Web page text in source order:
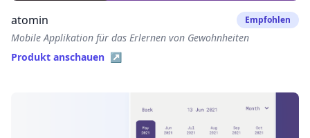
atomin Empfohlen
Mobile Applikation für das Erlernen von Gewohnheiten
Produkt anschauen ↗